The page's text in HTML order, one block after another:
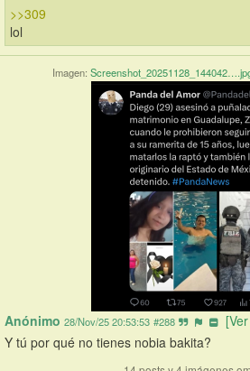
>>309
lol
Imagen:
Anónimo 28/Nov/25 20:53:53 #288
Y tú por qué no tienes nobia bakita?